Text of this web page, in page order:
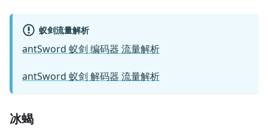
蚁剑流量解析
antSword 蚁剑 编码器 流量解析
antSword 蚁剑 解码器 流量解析
冰蝎